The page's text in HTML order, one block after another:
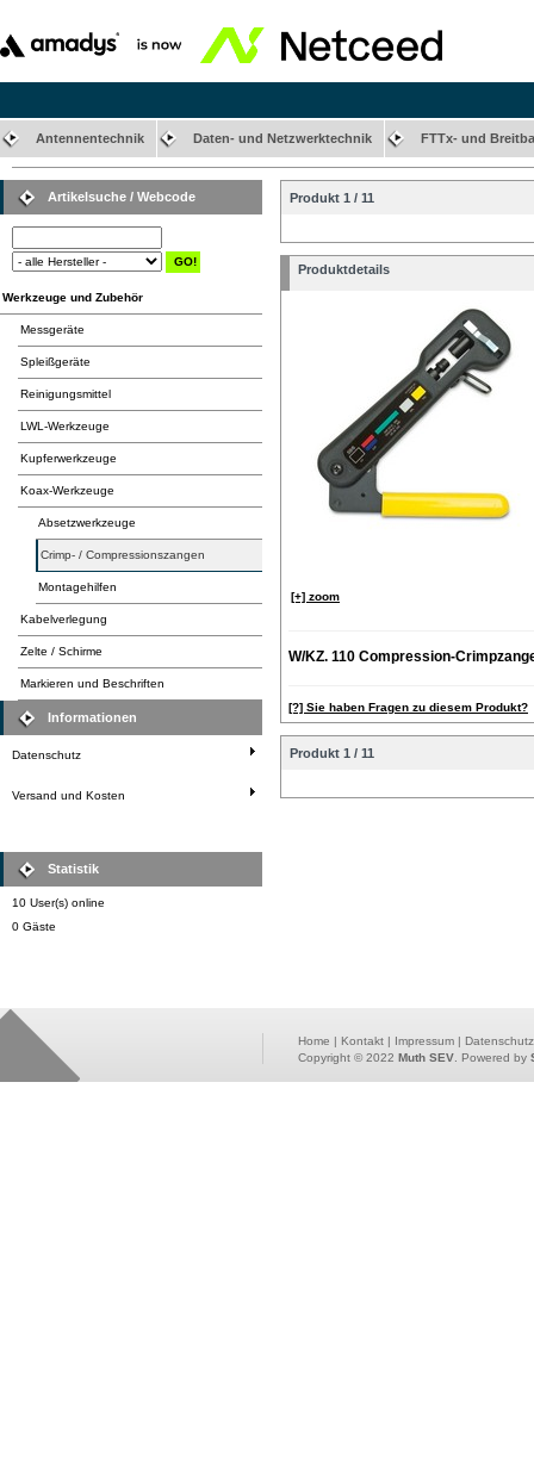
Antennentechnik Daten- und Netzwerktechnik FTTx- und
Artikelsuche / Webcode
Werkzeuge und Zubehör
Messgeräte
Spleißgeräte
Reinigungsmittel
LWL-Werkzeuge
Kupferwerkzeuge
Koax-Werkzeuge
Absetzwerkzeuge
Crimp- / Compressionszangen
Montagehilfen
Kabelverlegung
Zelte / Schirme
Markieren und Beschriften
Informationen
Datenschutz
Versand und Kosten
Statistik
10 User(s) online
0 Gäste
Produkt 1 / 11
Produktdetails
[+] zoom
W/KZ. 110 Compression-
[?] Sie haben Fragen zu diesem Produkt?
Produkt 1 / 11
Home | Kontakt | Impressum |
Copyright © 2022 Muth SEV . Powered by